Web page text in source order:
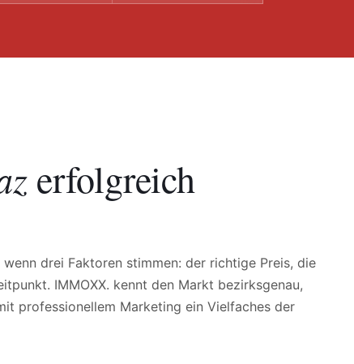
erfolgreich
drei Faktoren stimmen: der richtige Preis, die
IMMOXX. kennt den Markt bezirksgenau,
professionellem Marketing ein Vielfaches der